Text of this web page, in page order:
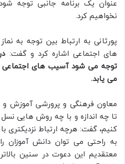
عنوان یک برنامه جانبی توجه
نخواهیم کرد.
پورثانی به ارتباط بین توجه به
های اجتماعی اشاره کرد و گفت:
توجه می شود آسیب های اجتماعی
می یابد.
معاون فرهنگی و پرورشی آموزش
تا چه اندازه و با چه روش هایی نسل
کنیم، گفت: هرچه ارتباط نزدیکتری
به راحتی می توان دانش آموزان
معتقدیم این دعوت در سنین